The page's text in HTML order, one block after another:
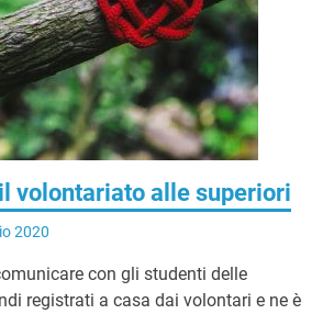
volontariato alle superiori
2020
con gli studenti delle
registrati a casa dai volontari e ne è